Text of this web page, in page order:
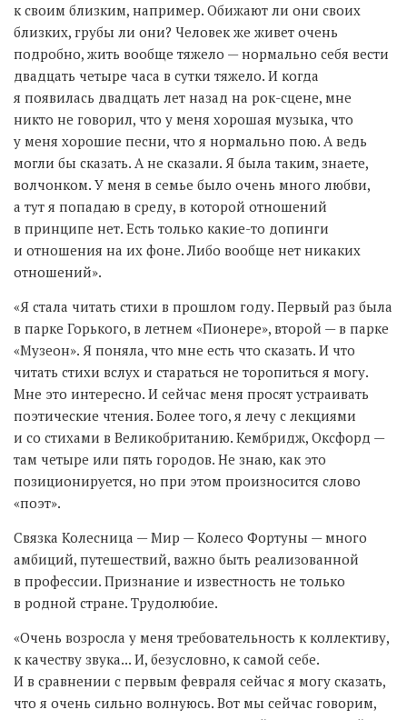
к своим близким, например. Обижают ли они своих
близких, грубы ли они? Человек же живет очень
подробно, жить вообще тяжело — нормально себя вести
двадцать четыре часа в сутки тяжело. И когда
я появилась двадцать лет назад на рок-сцене, мне
никто не говорил, что у меня хорошая музыка, что
у меня хорошие песни, что я нормально пою. А ведь
могли бы сказать. А не сказали. Я была таким, знаете,
волчонком. У меня в семье было очень много любви,
а тут я попадаю в среду, в которой отношений
в принципе нет. Есть только какие-то допинги
и отношения на их фоне. Либо вообще нет никаких
отношений».
«Я стала читать стихи в прошлом году. Первый раз была
в парке Горького, в летнем «Пионере», второй — в парке
«Музеон». Я поняла, что мне есть что сказать. И что
читать стихи вслух и стараться не торопиться я могу.
Мне это интересно. И сейчас меня просят устраивать
поэтические чтения. Более того, я лечу с лекциями
и со стихами в Великобританию. Кембридж, Оксфорд —
там четыре или пять городов. Не знаю, как это
позиционируется, но при этом произносится слово
«поэт».
Связка Колесница — Мир — Колесо Фортуны — много
амбиций, путешествий, важно быть реализованной
в профессии. Признание и известность не только
в родной стране. Трудолюбие.
«Очень возросла у меня требовательность к коллективу,
к качеству звука... И, безусловно, к самой себе.
И в сравнении с первым февраля сейчас я могу сказать,
что я очень сильно волнуюсь. Вот мы сейчас говорим,